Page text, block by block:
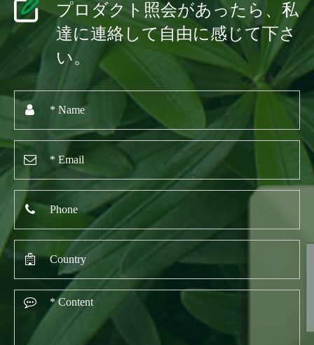
プロダクト照会があったら、私
達に連絡して自由に感じて下さ
い。